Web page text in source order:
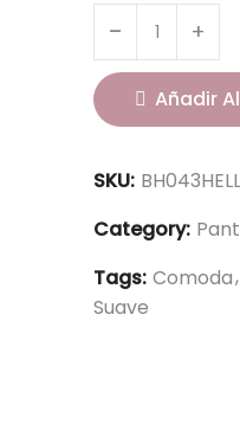
Añadir
SKU:
Category:
Tags: Comoda
Suave